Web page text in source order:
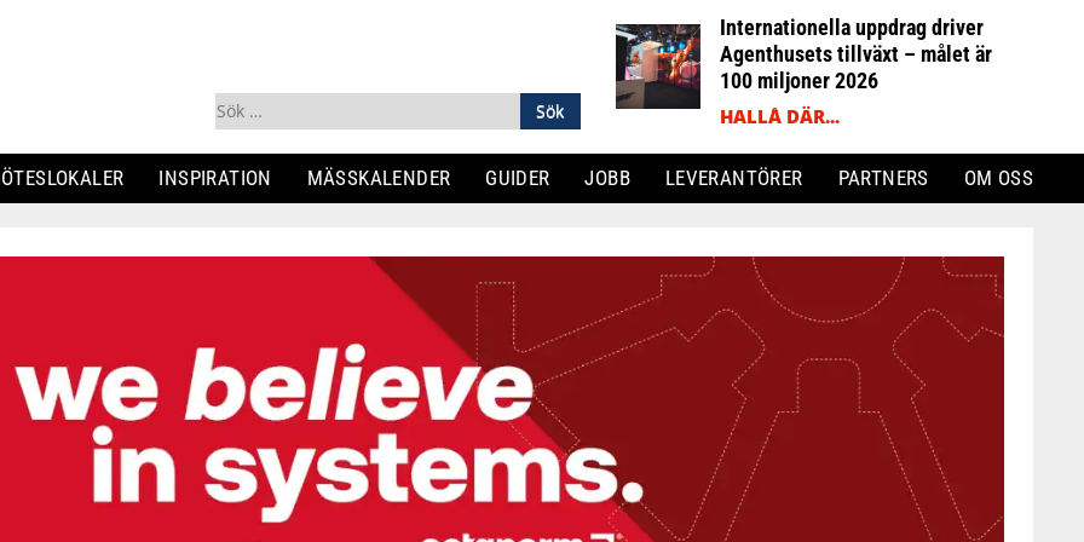
Sök
efter:
Internationella uppdrag driver
Agenthusets tillväxt – målet är
100 miljoner 2026
HALLÅ DÄR...
INSPIRATION MÄSSKALENDER GUIDER JOBB LEVERANTÖRER PARTNERS OM OSS